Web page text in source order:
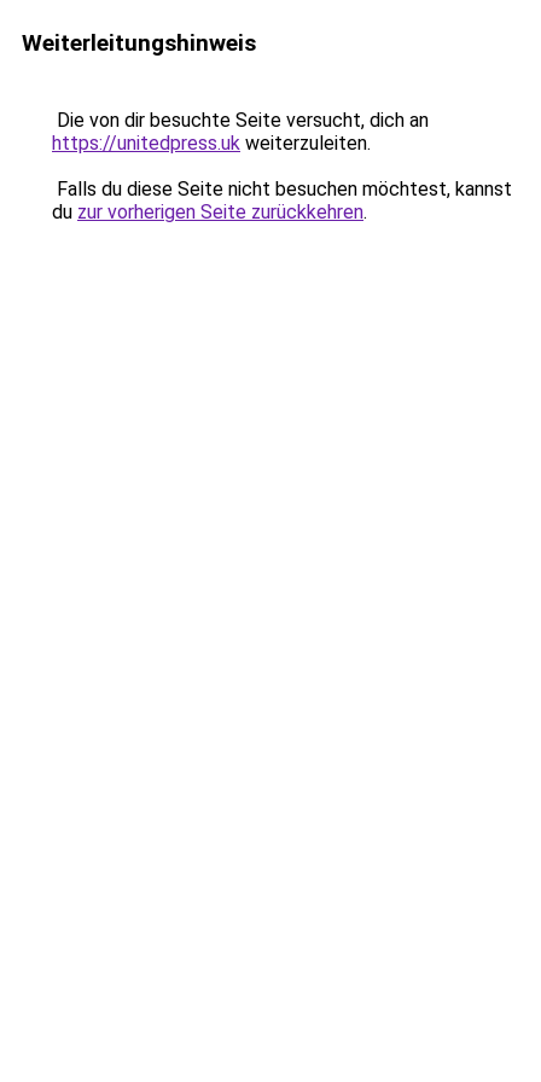
Weiterleitungshinweis
Die von dir besuchte Seite versucht, dich an
https://unitedpress.uk weiterzuleiten.
Falls du diese Seite nicht besuchen möchtest, kannst
du zur vorherigen Seite zurückkehren.